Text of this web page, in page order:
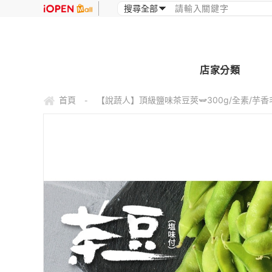
店家分類
首頁 - 【說蔬人】頂級鹽味茶豆莢🫛300g/全素/芋